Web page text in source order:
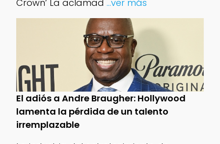
Crown’ La aclamad ...ver más
El adiós a Andre Braugher: Hollywood
lamenta la pérdida de un talento
irremplazable